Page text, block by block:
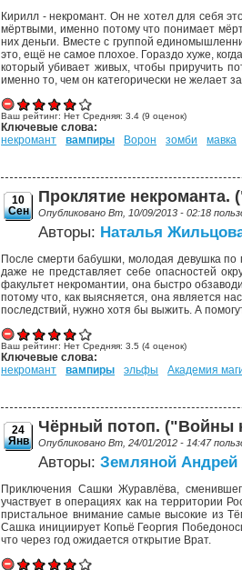
Кирилл - некромант. Он не хотел для себя
мёртвыми, именно потому что понимает
них деньги. Вместе с группой
это, ещё не самое плохое. Гораздо хуже,
который убивает живых, чтобы приручить
именно то, чем он категорически не желает
Ваш рейтинг:Нет Средняя:3.4 (9 оценок)
Ключевые слова:
некромант
вампиры Ворон зомби мавка
10
Сен
Проклятие некроманта.
Опубликовано Вт, 10/09/2013 - 02:18
Авторы: Наталья
После смерти бабушки, молодая девушка по
даже не представляет себе опасностей
факультет некромантии, она быстро
потому что, как выясняется, она является
последствий, нужно хотя бы выжить. А
Ваш рейтинг:Нет Средняя:3.5 (4 оценок)
Ключевые слова:
некромант
вампиры эльфы Академия
24
Янв
Чёрный потоп. ("Войны
Опубликовано Вт, 24/01/2012 - 14:47
Авторы:Земляной Андрей
Приключения Сашки Журавлёва,
участвует в операциях как на территории
пристальное внимание самые высокие из
Сашка инициирует Копьё Георгия
что через год ожидается открытие Врат.